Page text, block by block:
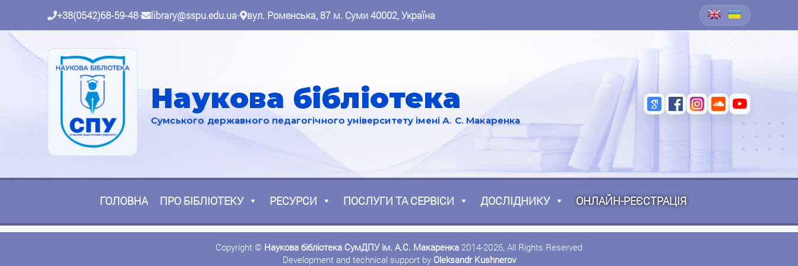
+38(0542)68-59-48• library@sspu.edu.ua• вул. Роменська, 87 м. Суми 40002, Україна
Наукова бібліотека
Сумського державного педагогічного університету імені А. С. Макаренка
ГОЛОВНА ПРО БІБЛІОТЕКУ РЕСУРСИ ПОСЛУГИ ТА СЕРВІСИ ДОСЛІДНИКУ ОНЛАЙН-РЕЄСТРАЦІЯ
Copyright © Наукова бібліотека СумДПУ ім. А.С. Макаренка 2014-2026, All Rights Reserved
Development and technical support by Oleksandr Kushnerov